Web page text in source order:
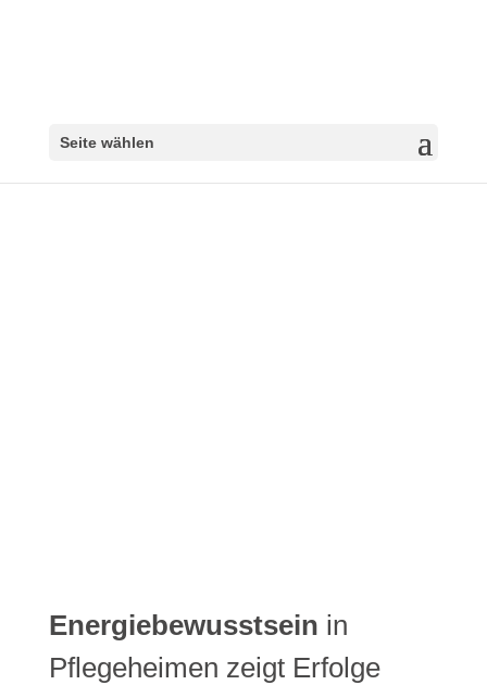
Seite wählen
Energiebewusstsein in
Pflegeheimen zeigt Erfolge